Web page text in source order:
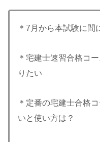
＊7月から本試験に間
＊宅建士速習合格コ
りたい
＊定番の宅建士合格
いと使い方は？